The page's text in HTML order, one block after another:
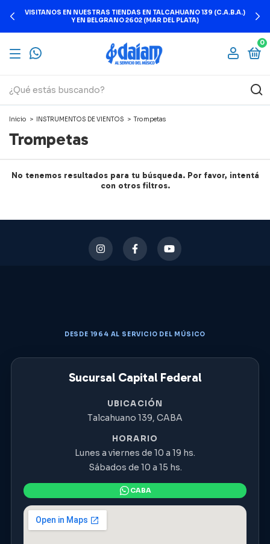
VISITANOS EN NUESTRAS TIENDAS EN TALCAHUANO 139 (C.A.B.A.)
Y EN BELGRANO 2602 (MAR DEL PLATA)
0
Inicio > INSTRUMENTOS DE VIENTOS > Trompetas
Trompetas
No tenemos resultados para tu búsqueda. Por favor, intentá
con otros filtros.
DESDE 1964 AL SERVICIO DEL MÚSICO
Sucursal Capital Federal
UBICACIÓN
Talcahuano 139, CABA
HORARIO
Lunes a viernes de 10 a 19 hs.
Sábados de 10 a 15 hs.